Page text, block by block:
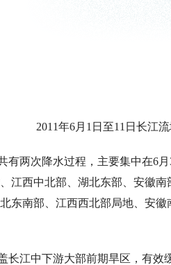
2011年6月1日至11日长江
有两次降水过程，主要集中在6
江西中北部、湖北东部、安徽
东南部、江西西北部局地、安
长江中下游大部前期旱区，有